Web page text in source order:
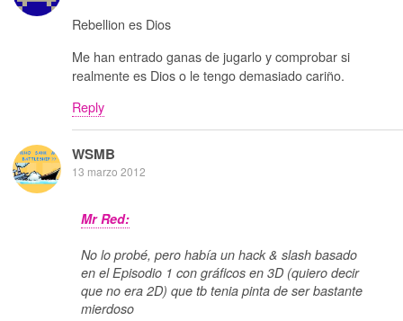
Rebellion es Dios
Me han entrado ganas de jugarlo y comprobar si
realmente es Dios o le tengo demasiado cariño.
Reply
WSMB
13 marzo 2012
Mr Red:
No lo probé, pero había un hack & slash basado
en el Episodio 1 con gráficos en 3D (quiero decir
que no era 2D) que tb tenia pinta de ser bastante
mierdoso